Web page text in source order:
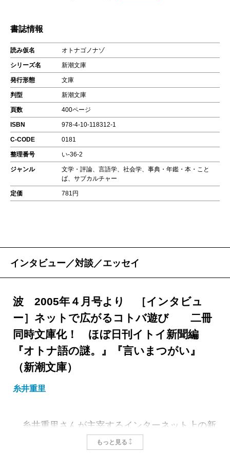
書誌情報
読み仮名 オトナゴノナゾ
シリーズ名 新潮文庫
発行形態 文庫
判型 新潮文庫
頁数 400ページ
ISBN 978-4-10-118312-1
C-CODE 0181
整理番号 い-36-2
ジャンル
文学・評論、言語学、社会学、事典・年鑑・本・こと
ば、サブカルチャー
定価 781円
インタビュー／対談／エッセイ
波 2005年４月号より ［インタビュ
ー］ネットで広がるコトバ遊び 二冊
同時文庫化！ ほぼ日刊イトイ新聞編
『オトナ語の謎。』『言いまつがい』
（新潮文庫）
糸井重里
糸井重里さんが主宰するインターネット上の新
聞「ほぼ日刊イトイ新聞」（通称・ほぼ日。
もっと見る